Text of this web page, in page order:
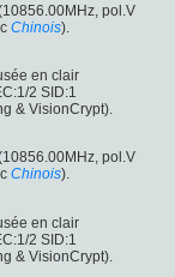
pol.V
Chinois).
en clair
2 SID:1
& VisionCrypt).
pol.V
Chinois).
en clair
2 SID:1
& VisionCrypt).